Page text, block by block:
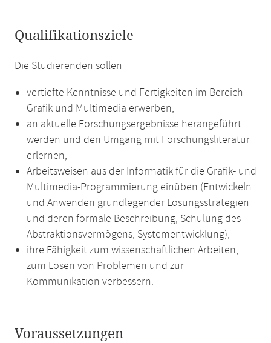
Qualifikationsziele
Die Studierenden sollen
vertiefte Kenntnisse und Fertigkeiten im Bereich
Grafik und Multimedia erwerben,
an aktuelle Forschungsergebnisse herangeführt
werden und den Umgang mit Forschungsliteratur
erlernen,
Arbeitsweisen aus der Informatik für die Grafik- und
Multimedia-Programmierung einüben (Entwickeln
und Anwenden grundlegender Lösungsstrategien
und deren formale Beschreibung, Schulung des
Abstraktionsvermögens, Systementwicklung),
ihre Fähigkeit zum wissenschaftlichen Arbeiten,
zum Lösen von Problemen und zur
Kommunikation verbessern.
Voraussetzungen